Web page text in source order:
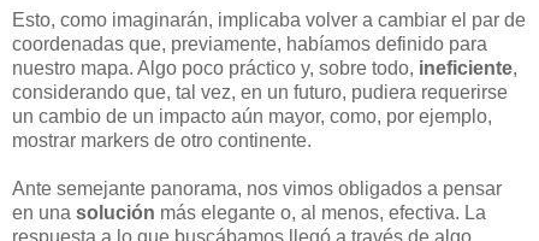
Esto, como imaginarán, implicaba volver a cambiar el par de
coordenadas que, previamente, habíamos definido para
nuestro mapa. Algo poco práctico y, sobre todo, ineficiente,
considerando que, tal vez, en un futuro, pudiera requerirse
un cambio de un impacto aún mayor, como, por ejemplo,
mostrar markers de otro continente.
Ante semejante panorama, nos vimos obligados a pensar
en una solución más elegante o, al menos, efectiva. La